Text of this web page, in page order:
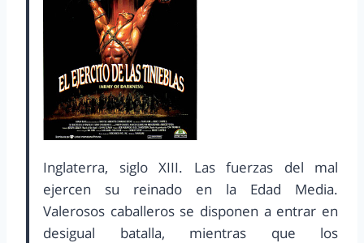
Inglaterra, siglo XIII. Las fuerzas del mal
ejercen su reinado en la Edad Media.
Valerosos caballeros se disponen a entrar en
desigual batalla, mientras que los